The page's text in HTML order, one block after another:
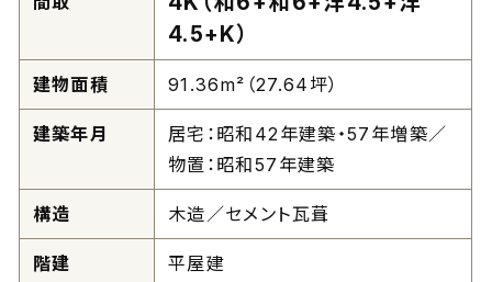
4.5+K）
建物面積 91.36m²（27.64坪）
建築年月
居宅：昭和42年建築・57年増築／
物置：昭和57年建築
構造 木造／セメント瓦葺
階建 平屋建